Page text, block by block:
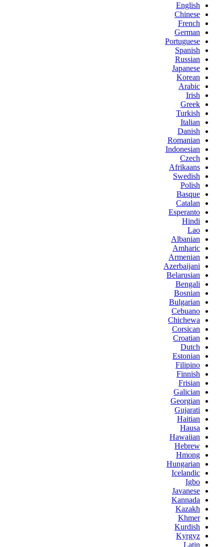
English
Chinese
French
German
Portuguese
Spanish
Russian
Japanese
Korean
Arabic
Irish
Greek
Turkish
Italian
Danish
Romanian
Indonesian
Czech
Afrikaans
Swedish
Polish
Basque
Catalan
Esperanto
Hindi
Lao
Albanian
Amharic
Armenian
Azerbaijani
Belarusian
Bengali
Bosnian
Bulgarian
Cebuano
Chichewa
Corsican
Croatian
Dutch
Estonian
Filipino
Finnish
Frisian
Galician
Georgian
Gujarati
Haitian
Hausa
Hawaiian
Hebrew
Hmong
Hungarian
Icelandic
Igbo
Javanese
Kannada
Kazakh
Khmer
Kurdish
Kyrgyz
Latin